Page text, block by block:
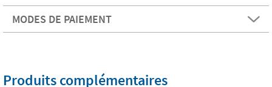
MODES DE PAIEMENT
Produits complémentaires